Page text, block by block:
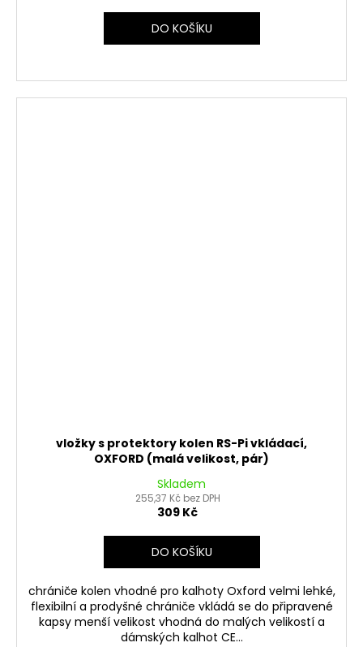
DO KOŠÍKU
vložky s protektory kolen RS-Pi vkládací,
OXFORD (malá velikost, pár)
Skladem
255,37 Kč bez DPH
309 Kč
DO KOŠÍKU
chrániče kolen vhodné pro kalhoty Oxford velmi lehké,
flexibilní a prodyšné chrániče vkládá se do připravené
kapsy menší velikost vhodná do malých velikostí a
dámských kalhot CE...